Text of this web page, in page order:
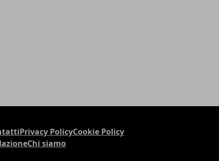
Privacy PolicyCookie Policy
Chi siamo